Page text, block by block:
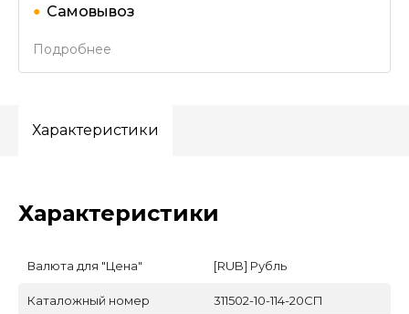
Самовывоз
Подробнее
Характеристики
Характеристики
Валюта для "Цена" [RUB] Рубль
Каталожный номер 311502-10-114-20СП